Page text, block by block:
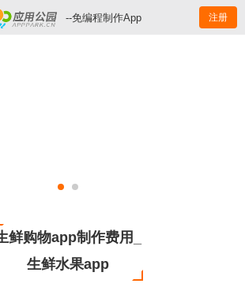
--免编程制作App 注册
鲜购物app制作费用_
生鲜水果app